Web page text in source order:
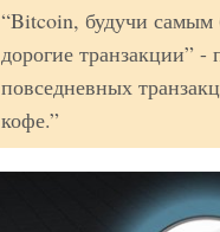
“Bitcoin, будучи самым
дорогие транзакции” -
повседневных
кофе.”